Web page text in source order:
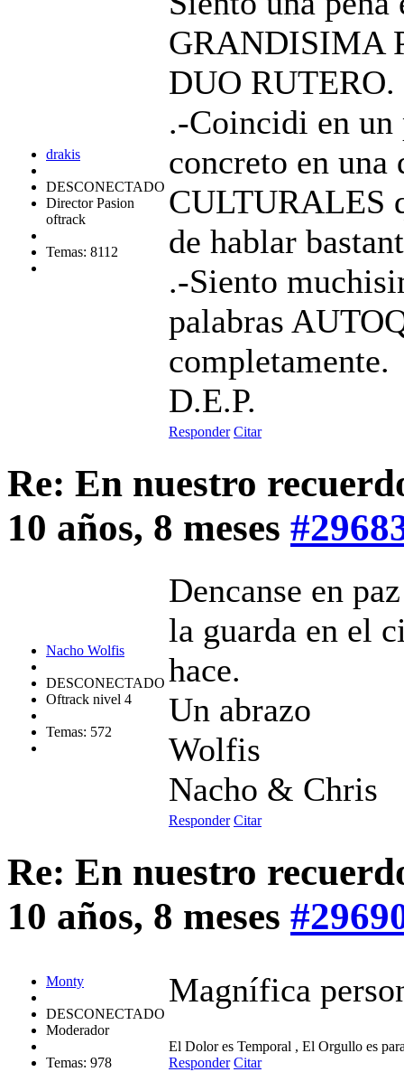
drakis
DESCONECTADO
Director Pasion
oftrack
Temas: 8112
GRANDISIMA
DUO RUTERO.
.-Coincidi en un
concreto en una
CULTURALES
de hablar
.-Siento
palabras
completamente.
D.E.P.
Responder Citar
Re: En nuestro
10 años, 8 meses
Nacho Wolfis
DESCONECTADO
Oftrack nivel 4
Temas: 572
Dencanse en
la guarda en el
hace.
Un abrazo
Wolfis
Nacho & Chris
Responder Citar
Re: En nuestro
10 años, 8 meses
Monty
DESCONECTADO
Moderador
Temas: 978
Magnífica
El Dolor es Temporal , El Orgullo es
Responder Citar